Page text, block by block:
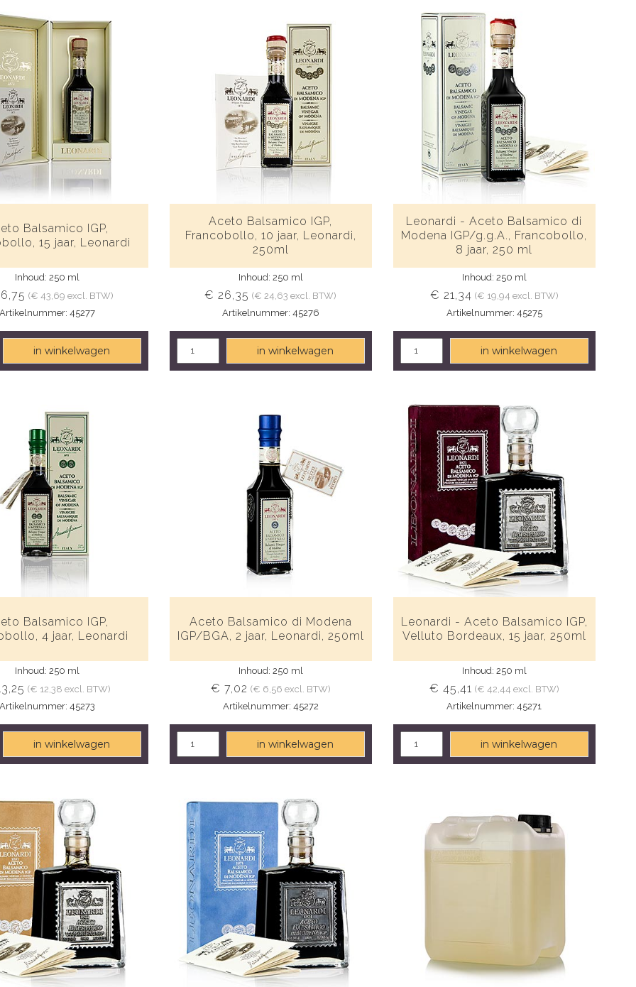
Balsamico IGP,
15 jaar, Leonardi
Inhoud: 250 ml
(€ 43,69 excl. BTW)
45277
in winkelwagen
Aceto Balsamico IGP,
Francobollo, 10 jaar, Leonardi,
250ml
Inhoud: 250 ml
€ 26,35 (€ 24,63 excl. BTW)
Artikelnummer: 45276
in winkelwagen
Leonardi - Aceto Balsamico di
Modena IGP/g.g.A., Francobollo,
8 jaar, 250 ml
Inhoud: 250 ml
€ 21,34 (€ 19,94 excl. BTW)
Artikelnummer: 45275
in winkelwagen
Balsamico IGP,
4 jaar, Leonardi
Inhoud: 250 ml
(€ 12,38 excl. BTW)
45273
in winkelwagen
Aceto Balsamico di Modena
IGP/BGA, 2 jaar, Leonardi, 250ml
Inhoud: 250 ml
€ 7,02 (€ 6,56 excl. BTW)
Artikelnummer: 45272
in winkelwagen
Leonardi - Aceto Balsamico IGP,
Velluto Bordeaux, 15 jaar, 250ml
Inhoud: 250 ml
€ 45,41 (€ 42,44 excl. BTW)
Artikelnummer: 45271
in winkelwagen